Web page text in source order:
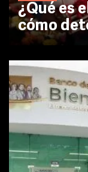
¿Qué es
cómo